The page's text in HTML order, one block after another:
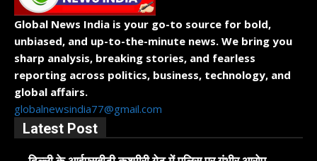
Global News India is your go-to source for bold,
unbiased, and up-to-the-minute news. We bring you
sharp analysis, breaking stories, and fearless
reporting across politics, business, technology, and
global affairs.
globalnewsindia77@gmail.com
Latest Post